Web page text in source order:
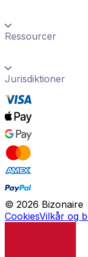
Ressourcer
Jurisdiktioner
© 2026 Bizonaire
CookiesVilkår og